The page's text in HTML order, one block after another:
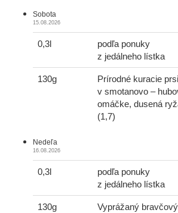
Sobota
15.08.2026
0,3l
podľa ponuky
z jedálneho lístka
130g
Prírodné kuracie
v smotanovo –
omáčke, dusená
(1,7)
Nedeľa
16.08.2026
0,3l
podľa ponuky
z jedálneho lístka
130g
Vyprážaný bravčový